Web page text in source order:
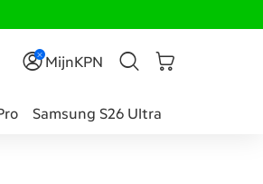
MijnKPN
Samsung S26 Ultra